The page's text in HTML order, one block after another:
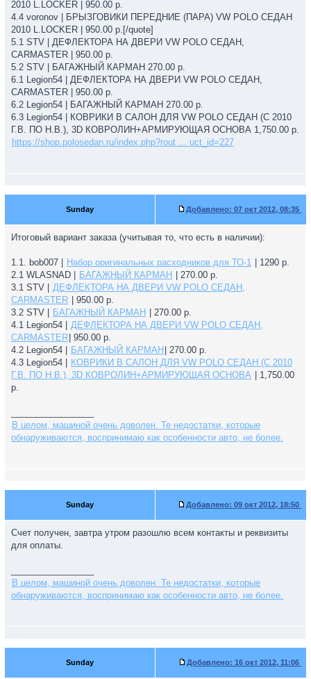
2010 L.LOCKER | 950.00 р.
4.4 voronov | БРЫЗГОВИКИ ПЕРЕДНИЕ (ПАРА) VW POLO СЕДАН
2010 L.LOCKER | 950.00 р.[/quote]
5.1 STV | ДЕФЛЕКТОРА НА ДВЕРИ VW POLO СЕДАН,
CARMASTER | 950.00 р.
5.2 STV | БАГАЖНЫЙ КАРМАН 270.00 р.
6.1 Legion54 | ДЕФЛЕКТОРА НА ДВЕРИ VW POLO СЕДАН,
CARMASTER | 950.00 р.
6.2 Legion54 | БАГАЖНЫЙ КАРМАН 270.00 р.
6.3 Legion54 | КОВРИКИ В САЛОН ДЛЯ VW POLO СЕДАН (С 2010
Г.В. ПО Н.В.), 3D КОВРОЛИН+АРМИРУЮЩАЯ ОСНОВА 1,750.00 р.
https://shop.polosedan.ru/index.php?rout ... uct_id=227
Sunday Добавлено: 07 окт 2012, 08:35
Итоговый вариант заказа (учитывая то, что есть в наличии):
1.1. bob007 | Набор оригинальных расходников для ТО-1 | 1290 р.
2.1 WLASNAD |
БАГАЖНЫЙ КАРМАН
| 270.00 р.
3.1 STV | ДЕФЛЕКТОРА НА ДВЕРИ VW POLO СЕДАН,
CARMASTER | 950.00 р.
3.2 STV |
БАГАЖНЫЙ КАРМАН
| 270.00 р.
4.1 Legion54 | ДЕФЛЕКТОРА НА ДВЕРИ VW POLO СЕДАН,
CARMASTER | 950.00 р.
4.2 Legion54 |
БАГАЖНЫЙ КАРМАН
| 270.00 р.
4.3 Legion54 |
КОВРИКИ В САЛОН ДЛЯ VW POLO СЕДАН (С 2010
Г.В. ПО Н.В.), 3D КОВРОЛИН+АРМИРУЮЩАЯ ОСНОВА | 1,750.00
р.
В целом, машиной очень доволен. Те недостатки, которые
обнаруживаются, воспринимаю как особенности авто, не более.
Sunday Добавлено: 09 окт 2012, 18:50
Счет получен, завтра утром разошлю всем контакты и реквизиты
для оплаты.
В целом, машиной очень доволен. Те недостатки, которые
обнаруживаются, воспринимаю как особенности авто, не более.
Sunday Добавлено: 16 окт 2012, 11:06